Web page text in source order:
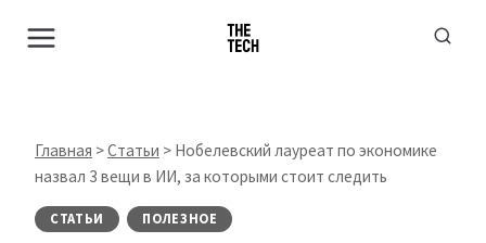
Главная >Статьи > Нобелевский лауреат по экономике
назвал 3 вещи в ИИ, за которыми стоит следить
СТАТЬИ ПОЛЕЗНОЕ